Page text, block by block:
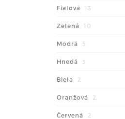
Fialová 13
Zelená 10
Modrá 5
Hnedá 3
Biela 2
Oranžová 2
Červená 2